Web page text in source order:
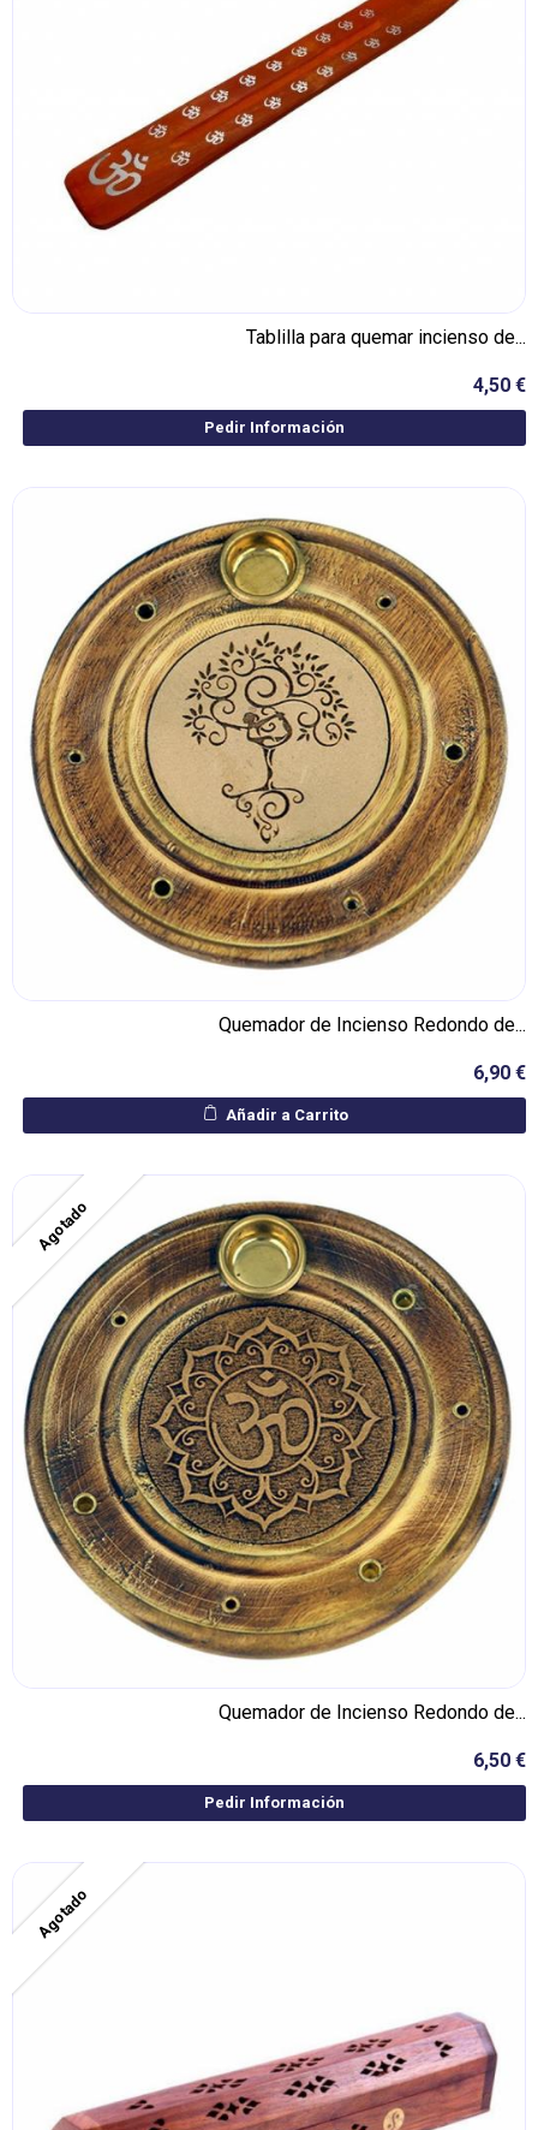
Tablilla para quemar incienso de...
4,50 €
Pedir Información
Quemador de Incienso Redondo de...
6,90 €
Añadir a Carrito
Agotado
Quemador de Incienso Redondo de...
6,50 €
Pedir Información
Agotado